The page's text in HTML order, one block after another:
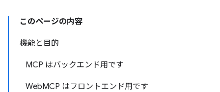
このページの内容
機能と目的
MCP はバックエンド用です
WebMCP はフロントエンド用です